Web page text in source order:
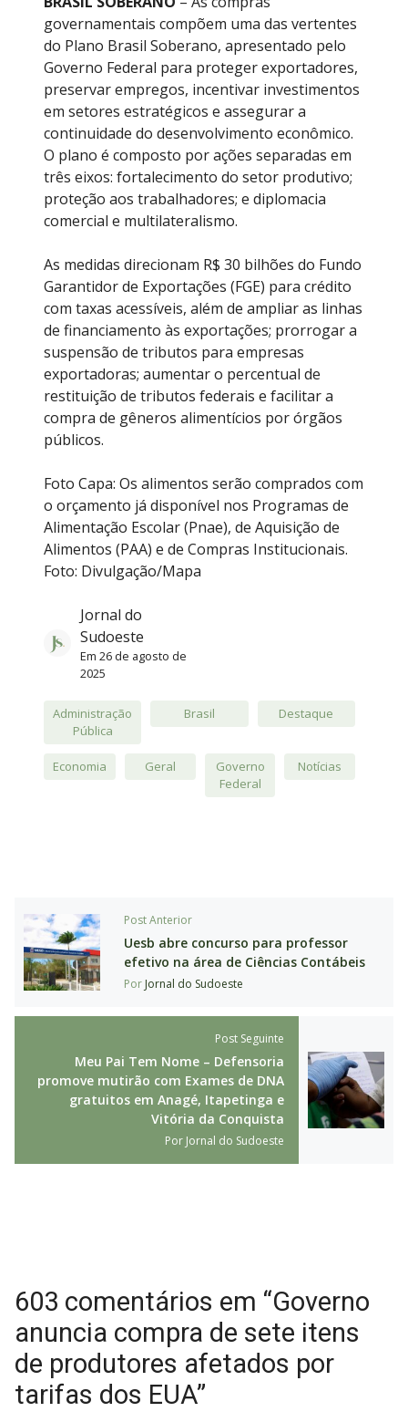
governamentais compõem uma das vertentes
do Plano Brasil Soberano, apresentado pelo
Governo Federal para proteger exportadores,
preservar empregos, incentivar investimentos
em setores estratégicos e assegurar a
continuidade do desenvolvimento econômico.
O plano é composto por ações separadas em
três eixos: fortalecimento do setor produtivo;
proteção aos trabalhadores; e diplomacia
comercial e multilateralismo.
As medidas direcionam R$ 30 bilhões do Fundo
Garantidor de Exportações (FGE) para crédito
com taxas acessíveis, além de ampliar as linhas
de financiamento às exportações; prorrogar a
suspensão de tributos para empresas
exportadoras; aumentar o percentual de
restituição de tributos federais e facilitar a
compra de gêneros alimentícios por órgãos
públicos.
Foto Capa: Os alimentos serão comprados com
o orçamento já disponível nos Programas de
Alimentação Escolar (Pnae), de Aquisição de
Alimentos (PAA) e de Compras Institucionais.
Foto: Divulgação/Mapa
Jornal do
Sudoeste
Em 26 de agosto de
2025
Administração
Pública
Brasil Destaque
Economia Geral
Governo
Federal
Notícias
Post Anterior
Uesb abre concurso para professor
efetivo na área de Ciências Contábeis
Por Jornal do Sudoeste
Post Seguinte
Meu Pai Tem Nome – Defensoria
promove mutirão com Exames de DNA
gratuitos em Anagé, Itapetinga e
Vitória da Conquista
Por Jornal do Sudoeste
603 comentários em “Governo
anuncia compra de sete itens
de produtores afetados por
tarifas dos EUA”